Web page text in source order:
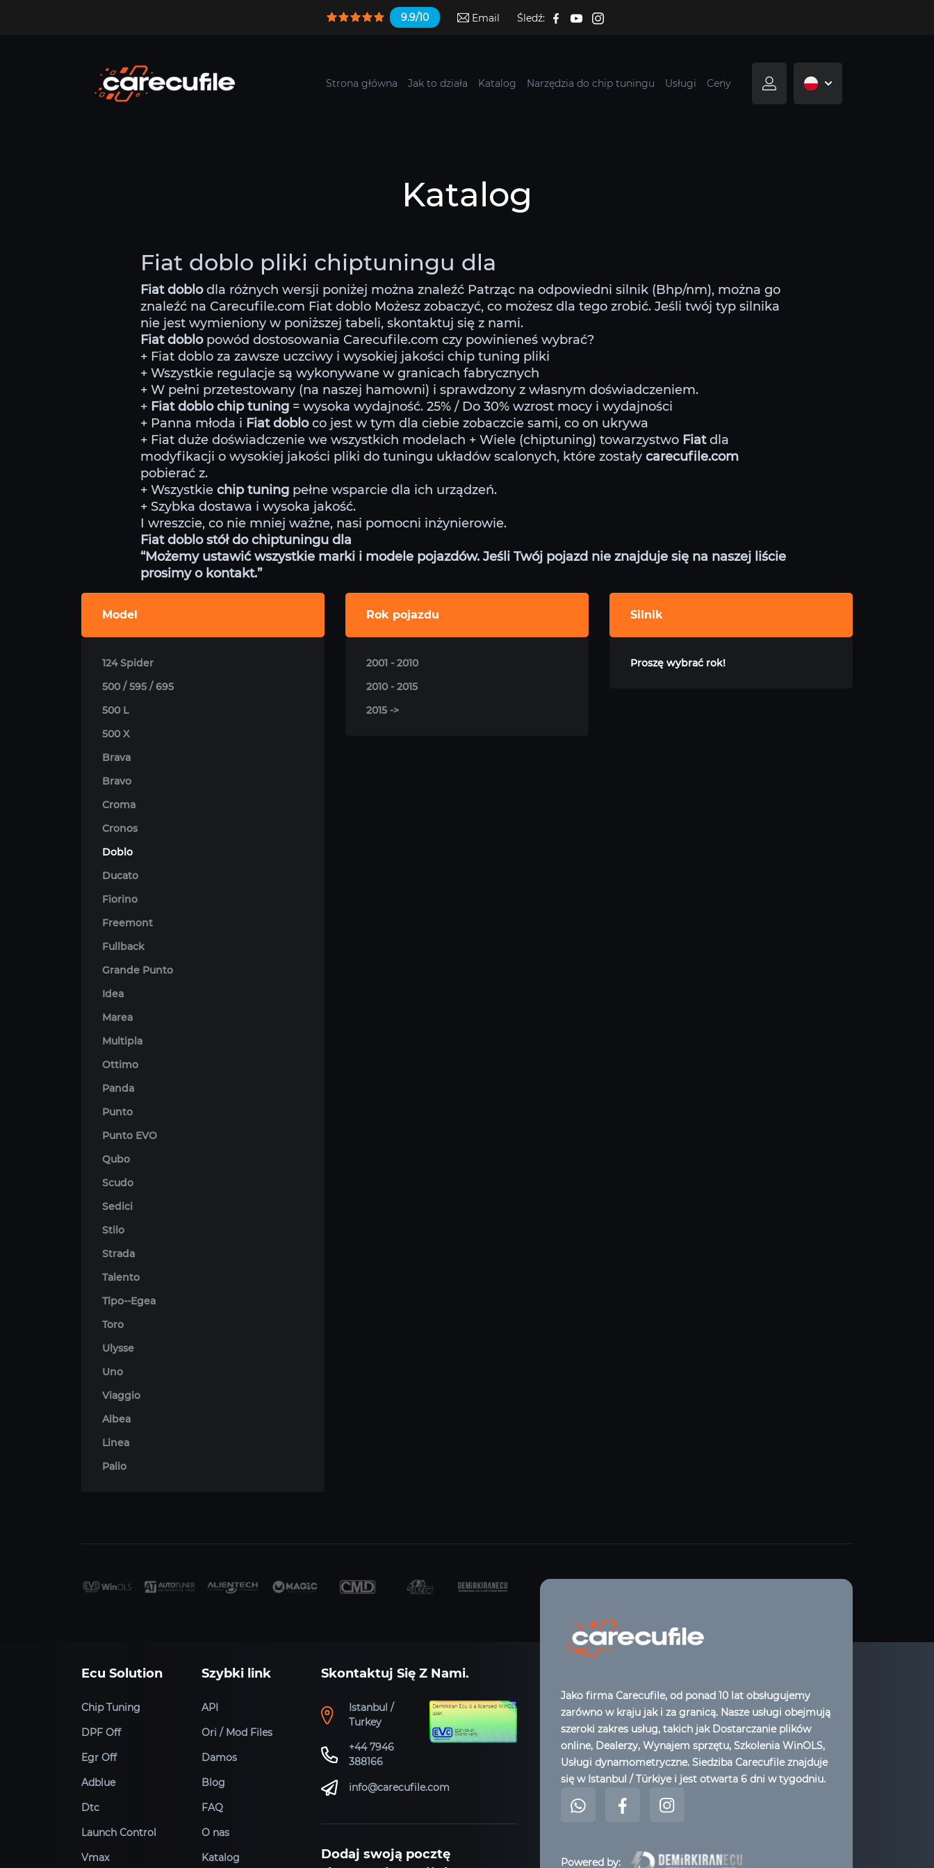
9.9/10 Email Śledź:
Strona główna Jak to działa Katalog Narzędzia do chip tuningu Usługi Ceny
Katalog
Fiat doblo pliki chiptuningu dla
Fiat doblodla różnych wersji poniżej można znaleźć Patrząc na odpowiedni silnik (Bhp/nm), można go
znaleźć na Carecufile.com Fiat doblo Możesz zobaczyć, co możesz dla tego zrobić. Jeśli twój typ silnika
nie jest wymieniony w poniższej tabeli, skontaktuj się z nami.
Fiat doblopowód dostosowania Carecufile.com czy powinieneś wybrać?
+ Fiat doblo za zawsze uczciwy i wysokiej jakości chip tuning pliki
+ Wszystkie regulacje są wykonywane w granicach fabrycznych
+ W pełni przetestowany (na naszej hamowni) i sprawdzony z własnym doświadczeniem.
+ Fiat doblo chip tuning = wysoka wydajność. 25% / Do 30% wzrost mocy i wydajności
+ Panna młoda i Fiat dobloco jest w tym dla ciebie zobaczcie sami, co on ukrywa
+ Fiat duże doświadczenie we wszystkich modelach + Wiele (chiptuning) towarzystwo Fiatdla
modyfikacji o wysokiej jakości pliki do tuningu układów scalonych, które zostały carecufile.com
pobierać z.
+ Wszystkie chip tuning pełne wsparcie dla ich urządzeń.
+ Szybka dostawa i wysoka jakość.
I wreszcie, co nie mniej ważne, nasi pomocni inżynierowie.
Fiat doblo stół do chiptuningu dla
“Możemy ustawić wszystkie marki i modele pojazdów. Jeśli Twój pojazd nie znajduje się na naszej liście
prosimy o kontakt.”
Model
124 Spider
500 / 595 / 695
500 L
500 X
Brava
Bravo
Croma
Cronos
Doblo
Ducato
Fiorino
Freemont
Fullback
Grande Punto
Idea
Marea
Multipla
Ottimo
Panda
Punto
Punto EVO
Qubo
Scudo
Sedici
Stilo
Strada
Talento
Tipo--Egea
Toro
Ulysse
Uno
Viaggio
Albea
Linea
Palio
Rok pojazdu
2001 - 2010
2010 - 2015
2015 ->
Silnik
Proszę wybrać rok!
Ecu Solution
Chip Tuning
DPF Off
Egr Off
Adblue
Dtc
Launch Control
Vmax
Szybki link
API
Ori / Mod Files
Damos
Blog
FAQ
O nas
Katalog
Skontaktuj Się Z Nami.
Istanbul /
Turkey
+44 7946
388166
info@carecufile.com
Dodaj swoją pocztę
Jako firma Carecufile, od ponad 10 lat obsługujemy
zarówno w kraju jak i za granicą. Nasze usługi obejmują
szeroki zakres usług, takich jak Dostarczanie plików
online, Dealerzy, Wynajem sprzętu, Szkolenia WinOLS,
Usługi dynamometryczne. Siedziba Carecufile znajduje
się w Istanbul / Türkiye i jest otwarta 6 dni w tygodniu.
Powered by: